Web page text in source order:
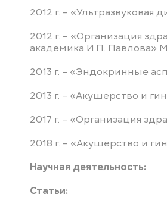
2012 г. –
2012 г. – «Организация
академика И.П. Павлова»
2013 г. – «Эндокринные
2013 г. – «Акушерство и
2017 г. – «Организация
2018 г. – «Акушерство и
Научная деятельность:
Статьи: